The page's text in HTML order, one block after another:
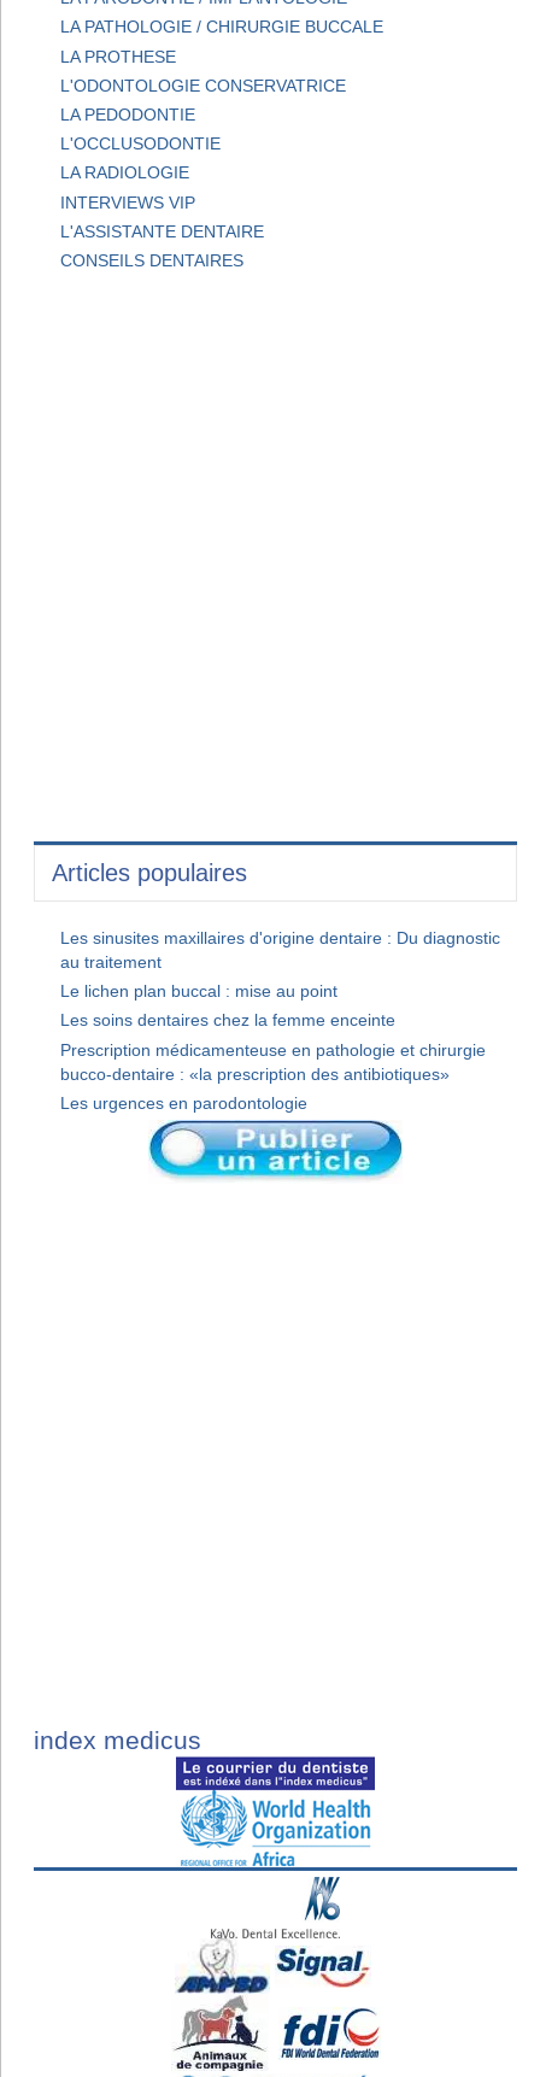
LA PATHOLOGIE / CHIRURGIE BUCCALE
LA PROTHESE
L'ODONTOLOGIE CONSERVATRICE
LA PEDODONTIE
L'OCCLUSODONTIE
LA RADIOLOGIE
INTERVIEWS VIP
L'ASSISTANTE DENTAIRE
CONSEILS DENTAIRES
Articles populaires
Les sinusites maxillaires d'origine dentaire : Du diagnostic
au traitement
Le lichen plan buccal : mise au point
Les soins dentaires chez la femme enceinte
Prescription médicamenteuse en pathologie et chirurgie
bucco-dentaire : «la prescription des antibiotiques»
Les urgences en parodontologie
index medicus